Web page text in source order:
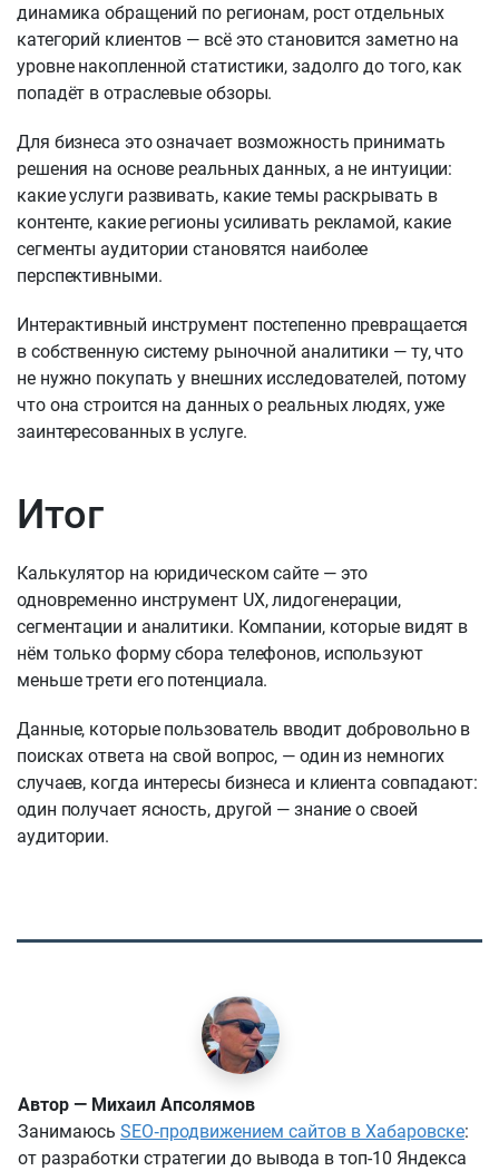
динамика обращений по регионам, рост отдельных
категорий клиентов — всё это становится заметно на
уровне накопленной статистики, задолго до того, как
попадёт в отраслевые обзоры.
Для бизнеса это означает возможность принимать
решения на основе реальных данных, а не интуиции:
какие услуги развивать, какие темы раскрывать в
контенте, какие регионы усиливать рекламой, какие
сегменты аудитории становятся наиболее
перспективными.
Интерактивный инструмент постепенно превращается
в собственную систему рыночной аналитики — ту, что
не нужно покупать у внешних исследователей, потому
что она строится на данных о реальных людях, уже
заинтересованных в услуге.
Итог
Калькулятор на юридическом сайте — это
одновременно инструмент UX, лидогенерации,
сегментации и аналитики. Компании, которые видят в
нём только форму сбора телефонов, используют
меньше трети его потенциала.
Данные, которые пользователь вводит добровольно в
поисках ответа на свой вопрос, — один из немногих
случаев, когда интересы бизнеса и клиента совпадают:
один получает ясность, другой — знание о своей
аудитории.
Автор — Михаил Апсолямов
Занимаюсь SEO‑продвижением сайтов в Хабаровске:
от разработки стратегии до вывода в топ-10 Яндекса